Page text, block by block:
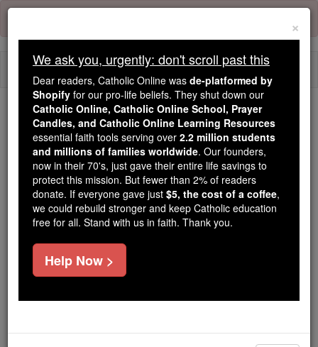
Skip
content
Trending:
Daily Reading for Thursday, October ...
Today's Reading The Mysteries of the Rosary
Amos - Chapitre 3
Amos ⌄ Chapter 3 ⌄
Ecoute, Israël, à cette prophétie que l'Éternel
×
We ask you, urgently: don't scroll past this
Dear readers, Catholic Online was de-platformed by
Shopify for our pro-life beliefs. They shut down our
Catholic Online, Catholic Online School, Prayer
Candles, and Catholic Online Learning Resources
essential faith tools serving over 2.2 million students
and millions of families worldwide. Our founders,
now in their 70's, just gave their entire life savings to
protect this mission. But fewer than 2% of readers
donate. If everyone gave just $5, the cost of a coffee,
we could rebuild stronger and keep Catholic education
free for all. Stand with us in faith. Thank you.
Help Now >